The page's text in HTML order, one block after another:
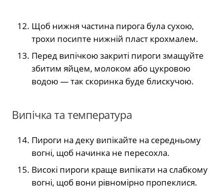
Щоб нижня частина пирога була сухою,
трохи посипте нижній пласт крохмалем.
Перед випічкою закриті пироги змащуйте
збитим яйцем, молоком або цукровою
водою — так скоринка буде блискучою.
Випічка та температура
Пироги на деку випікайте на середньому
вогні, щоб начинка не пересохла.
Високі пироги краще випікати на слабкому
вогні, щоб вони рівномірно пропеклися.